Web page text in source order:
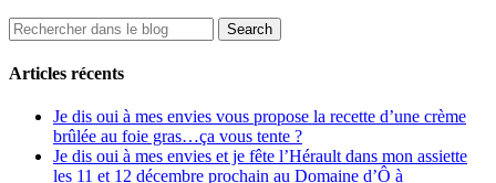
Articles récents
Je dis oui à mes envies vous propose la recette d’une crème
brûlée au foie gras…ça vous tente ?
Je dis oui à mes envies et je fête l’Hérault dans mon assiette
les 11 et 12 décembre prochain au Domaine d’Ô à